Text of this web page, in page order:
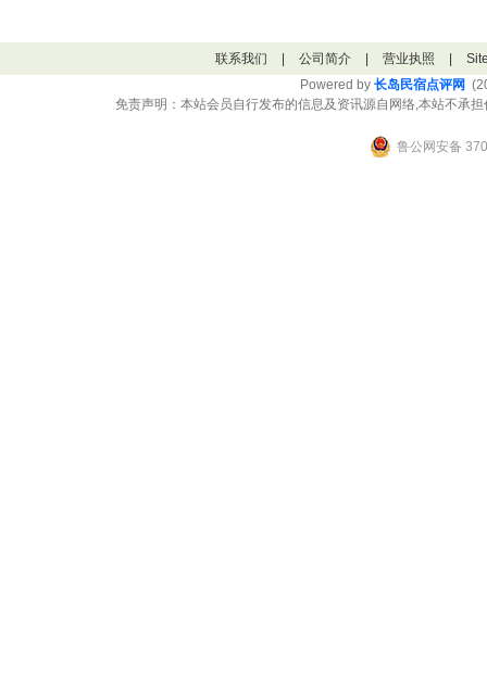
联系我们 公司简介 营业执照
Powered by 长岛民宿点评网
免责声明：本站会员自行发布的信息及资讯源自网络,本站不承
鲁公网安备